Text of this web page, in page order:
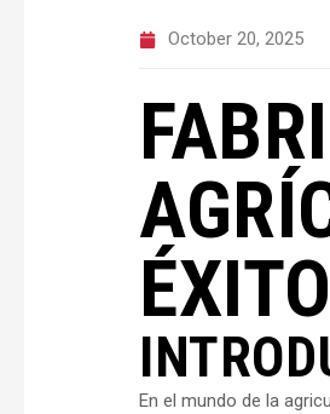
October 20, 2025
En el mundo de la